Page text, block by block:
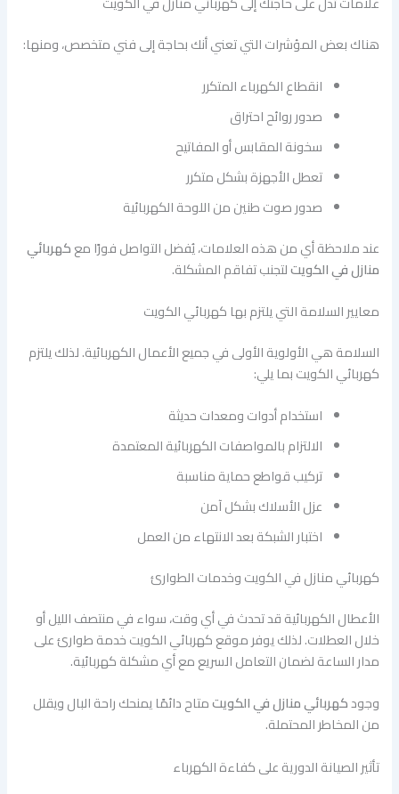
هناك بعض المؤشرات التي تعني أنك بحاجة إلى فني متخصص، ومنها:
انقطاع الكهرباء المتكرر
صدور روائح احتراق
سخونة المقابس أو المفاتيح
تعطل الأجهزة بشكل متكرر
صدور صوت طنين من اللوحة الكهربائية
عند ملاحظة أي من هذه العلامات، يُفضل التواصل فورًا معكهربائي
منازل في الكويتلتجنب تفاقم المشكلة.
معايير السلامة التي يلتزم بها كهربائي الكويت
السلامة هي الأولوية الأولى في جميع الأعمال الكهربائية. لذلك يلتزم
كهربائي الكويت بما يلي:
استخدام أدوات ومعدات حديثة
الالتزام بالمواصفات الكهربائية المعتمدة
تركيب قواطع حماية مناسبة
عزل الأسلاك بشكل آمن
اختبار الشبكة بعد الانتهاء من العمل
كهربائي منازل في الكويت وخدمات الطوارئ
الأعطال الكهربائية قد تحدث في أي وقت، سواء في منتصف الليل أو
خلال العطلات. لذلك يوفر موقع كهربائي الكويت خدمة طوارئ على
مدار الساعة لضمان التعامل السريع مع أي مشكلة كهربائية.
وجودكهربائي منازل في الكويتمتاح دائمًا يمنحك راحة البال ويقلل
من المخاطر المحتملة.
تأثير الصيانة الدورية على كفاءة الكهرباء